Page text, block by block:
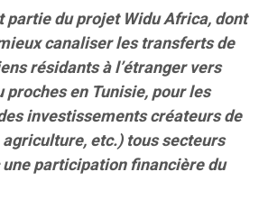
partie du projet Widu Africa, dont
canaliser les transferts de
résidants à l’étranger vers
en Tunisie, pour les
investissements créateurs de
etc.) tous secteurs
participation financière du